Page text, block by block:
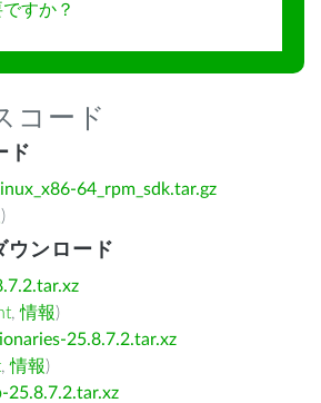
すか？
コード
ド
64_rpm_sdk.tar.gz
)
ウンロード
,情報)
25.8.7.2.tar.xz
,情報)
25.8.7.2.tar.xz